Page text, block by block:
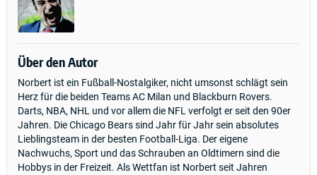
Über den Autor
Norbert ist ein Fußball-Nostalgiker, nicht umsonst schlägt sein
Herz für die beiden Teams AC Milan und Blackburn Rovers.
Darts, NBA, NHL und vor allem die NFL verfolgt er seit den 90er
Jahren. Die Chicago Bears sind Jahr für Jahr sein absolutes
Lieblingsteam in der besten Football-Liga. Der eigene
Nachwuchs, Sport und das Schrauben an Oldtimern sind die
Hobbys in der Freizeit. Als Wettfan ist Norbert seit Jahren